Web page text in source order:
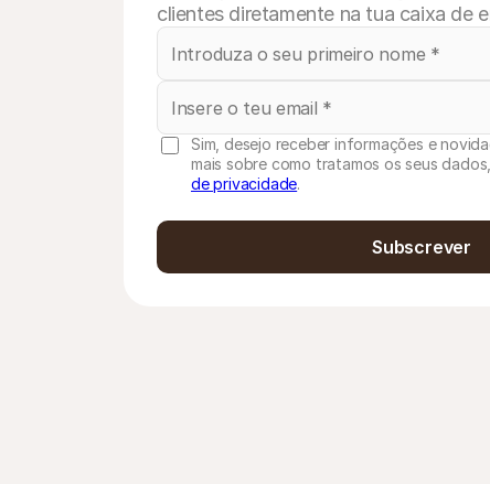
clientes diretamente na tua caixa de
Sim, desejo receber informações e
mais sobre como tratamos os seus
de privacidade.
Subscrever